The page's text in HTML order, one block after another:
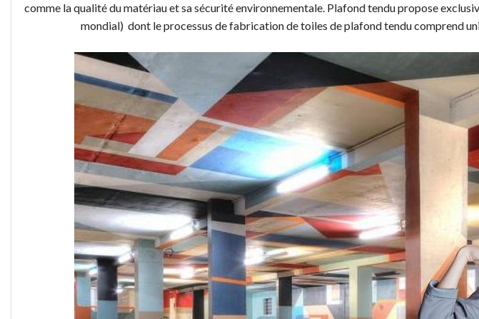
comme la qualité du matériau et sa sécurité environnementale. Plafond tendu propose
mondial) dont le processus de fabrication de toiles de plafond tendu comprend